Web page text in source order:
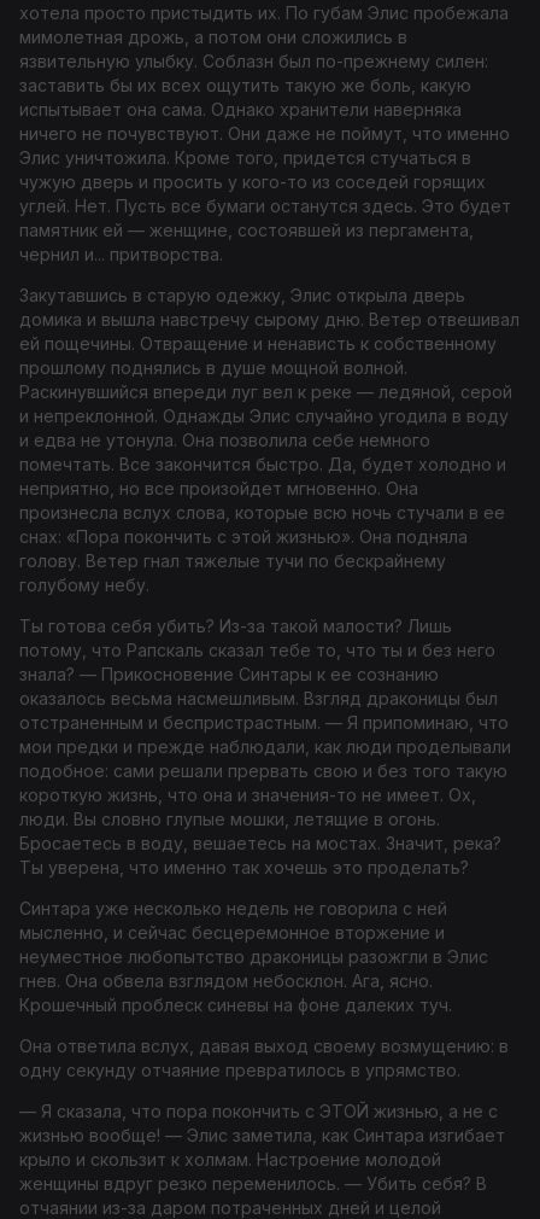
хотела просто пристыдить их. По губам Элис пробежала
мимолетная дрожь, а потом они сложились в
язвительную улыбку. Соблазн был по-прежнему силен:
заставить бы их всех ощутить такую же боль, какую
испытывает она сама. Однако хранители наверняка
ничего не почувствуют. Они даже не поймут, что именно
Элис уничтожила. Кроме того, придется стучаться в
чужую дверь и просить у кого-то из соседей горящих
углей. Нет. Пусть все бумаги останутся здесь. Это будет
памятник ей — женщине, состоявшей из пергамента,
чернил и... притворства.
Закутавшись в старую одежку, Элис открыла дверь
домика и вышла навстречу сырому дню. Ветер отвешивал
ей пощечины. Отвращение и ненависть к собственному
прошлому поднялись в душе мощной волной.
Раскинувшийся впереди луг вел к реке — ледяной, серой
и непреклонной. Однажды Элис случайно угодила в воду
и едва не утонула. Она позволила себе немного
помечтать. Все закончится быстро. Да, будет холодно и
неприятно, но все произойдет мгновенно. Она
произнесла вслух слова, которые всю ночь стучали в ее
снах: «Пора покончить с этой жизнью». Она подняла
голову. Ветер гнал тяжелые тучи по бескрайнему
голубому небу.
Ты готова себя убить? Из-за такой малости? Лишь
потому, что Рапскаль сказал тебе то, что ты и без него
знала? — Прикосновение Синтары к ее сознанию
оказалось весьма насмешливым. Взгляд драконицы был
отстраненным и беспристрастным. — Я припоминаю, что
мои предки и прежде наблюдали, как люди проделывали
подобное: сами решали прервать свою и без того такую
короткую жизнь, что она и значения-то не имеет. Ох,
люди. Вы словно глупые мошки, летящие в огонь.
Бросаетесь в воду, вешаетесь на мостах. Значит, река?
Ты уверена, что именно так хочешь это проделать?
Синтара уже несколько недель не говорила с ней
мысленно, и сейчас бесцеремонное вторжение и
неуместное любопытство драконицы разожгли в Элис
гнев. Она обвела взглядом небосклон. Ага, ясно.
Крошечный проблеск синевы на фоне далеких туч.
Она ответила вслух, давая выход своему возмущению: в
одну секунду отчаяние превратилось в упрямство.
— Я сказала, что пора покончить с ЭТОЙ жизнью, а не с
жизнью вообще! — Элис заметила, как Синтара изгибает
крыло и скользит к холмам. Настроение молодой
женщины вдруг резко переменилось. — Убить себя? В
отчаянии из-за даром потраченных дней и целой